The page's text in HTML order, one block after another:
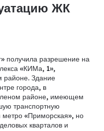
ЖК
получила разрешение на
«КИМа, 1»,
районе. Здание
города, в
районе, имеющем
транспортную
метро «Приморская», но
кварталов и